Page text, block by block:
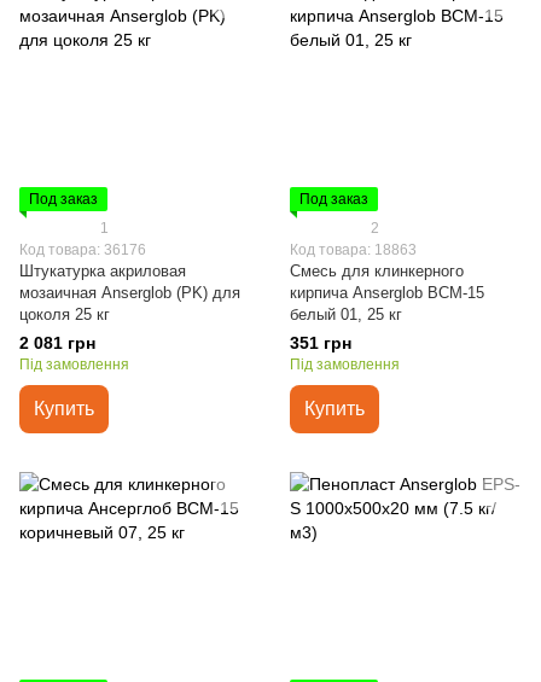
Под заказ
1
Код товара: 36176
Штукатурка акриловая
мозаичная Anserglob (PK) для
цоколя 25 кг
2 081 грн
Під замовлення
Купить
Под заказ
2
Код товара: 18863
Смесь для клинкерного
кирпича Anserglob BCM-15
белый 01, 25 кг
351 грн
Під замовлення
Купить